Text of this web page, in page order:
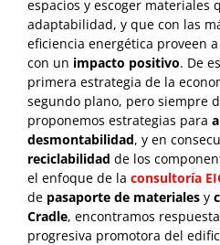
espacios y escoger
adaptabilidad, y que con las
eficiencia energética proveen
con un impacto positivo. De
primera estrategia de la
segundo plano, pero siempre
proponemos estrategias para
desmontabilidad, y en
reciclabilidad de los
el enfoque de la consultoría
de pasaporte de materiales y
Cradle, encontramos
progresiva promotora del